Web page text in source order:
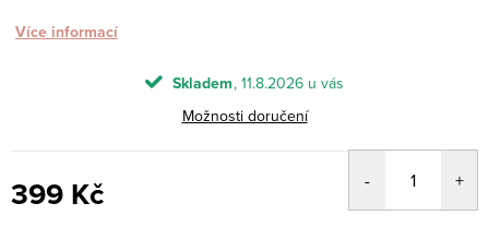
Více informací
Skladem 11.8.2026
Možnosti doručení
399 Kč